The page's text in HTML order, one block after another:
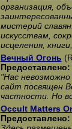
организация,
мистерий
искусствам,
исцеления,
Вечный Огонь
Предоставлено:
"Нас
сайт посвящен
частности. Но
Occult Matters
Предоставлено: